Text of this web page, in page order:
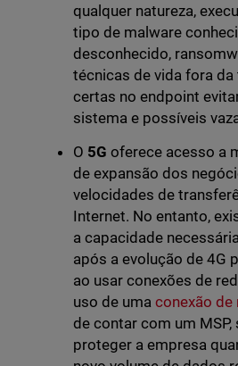
qualquer natureza,
tipo de malware
desconhecido,
técnicas de vida fora
certas no endpoint
sistema e possíveis
O 5G oferece acesso a
de expansão dos
velocidades de
Internet. No entanto,
a capacidade
após a evolução de 4G
ao usar conexões de
uso de uma conexão de
de contar com um
proteger a empresa